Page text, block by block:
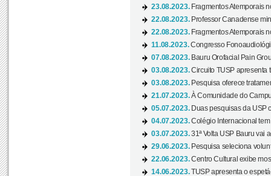
23.08.2023. Fragmentos Atemporais
22.08.2023. Professor Canadense
22.08.2023. Fragmentos Atemporais
11.08.2023.Congresso
07.08.2023. Bauru Orofacial Pain
03.08.2023.Circuito TUSP apresenta
03.08.2023. Pesquisa oferece
21.07.2023.À Comunidade do
05.07.2023. Duas pesquisas da USP
04.07.2023.Colégio Internacional
03.07.2023.31ª Volta USP Bauru vai
29.06.2023. Pesquisa seleciona
22.06.2023.Centro Cultural exibe
14.06.2023.TUSP apresenta o